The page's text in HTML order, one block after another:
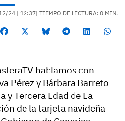
24 | 12:37| TIEMPO DE LECTURA: 0 MIN.
hablamos con
Pérez y Bárbara Barreto
y Tercera Edad de La
de la tarjeta navideña